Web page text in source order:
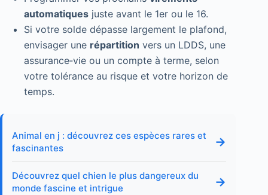
automatiques juste avant le 1er ou le 16.
Si votre solde dépasse largement le plafond,
envisager une répartition vers un LDDS, une
assurance‑vie ou un compte à terme, selon
votre tolérance au risque et votre horizon de
temps.
Animal en j : découvrez ces espèces rares et
fascinantes
→
Découvrez quel chien le plus dangereux du
monde fascine et intrigue
→